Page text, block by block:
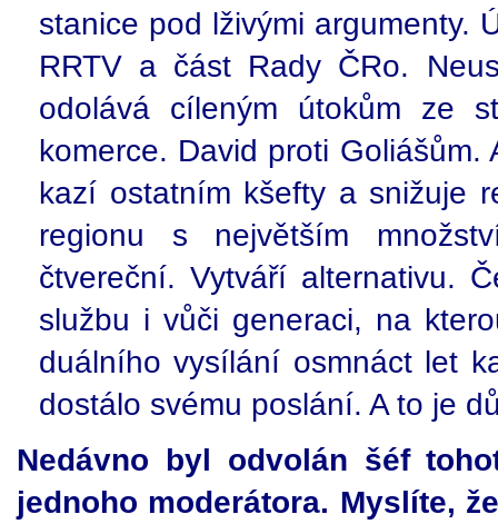
stanice pod lživými argumenty.
RRTV a část Rady ČRo.
odolává cíleným útokům ze
komerce. David proti
kazí ostatním kšefty a snižuje
regionu s největším
čtvereční. Vytváří alternativu.
službu i vůči generaci, na
duálního vysílání osmnáct let
dostálo svému poslání. A to je
Nedávno byl odvolán šéf
jednoho moderátora. Myslíte,